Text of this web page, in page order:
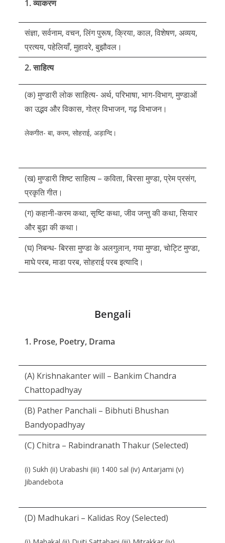
1. व्याकरण
संज्ञा, सर्वनाम, वचन, लिंग पुरूष, क्रिया, काल, विशेषण, अव्यय,
प्रत्यय, पहेलियाँ, मुहावरे, बुझौवल।
2. साहित्य
(क) मुण्डारी लोक साहित्य- अर्थ, परिभाषा, भाग-विभाग, मुण्डाओं
का उद्भव और विकास, गोत्र विभाजन, गढ़ विभाजन।
लेकगीत- बा, करम, सोहराई, अड़ान्दि।
(ख) मुण्डारी शिष्ट साहित्य – कविता, बिरसा मुण्डा, प्रेम प्रसंग,
प्रकृति गीत।
(ग) कहानी-करम कथा, सृष्टि कथा, जीव जन्तु की कथा, सियार
और बुढ़ा की कथा।
(घ) निबन्ध- बिरसा मुण्डा के अलगुलान, गया मुण्डा, चोट्टि मुण्डा,
माघे परब, माडा परब, सोहराई परब इत्यादि।
Bengali
1. Prose, Poetry, Drama
(A) Krishnakanter will – Bankim Chandra
Chattopadhyay
(B) Pather Panchali – Bibhuti Bhushan
Bandyopadhyay
(C) Chitra – Rabindranath Thakur (Selected)
(i) Sukh (ii) Urabashi (iii) 1400 sal (iv) Antarjami (v)
Jibandebota
(D) Madhukari – Kalidas Roy (Selected)